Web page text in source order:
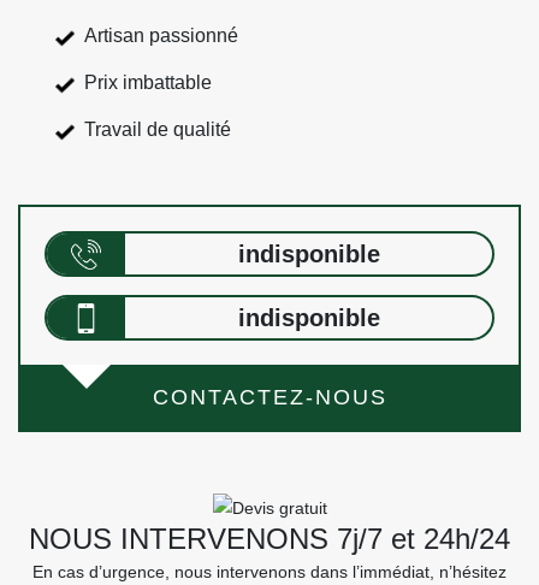
Artisan passionné
Prix imbattable
Travail de qualité
indisponible
indisponible
CONTACTEZ-NOUS
NOUS INTERVENONS 7j/7 et 24h/24
En cas d’urgence, nous intervenons dans l’immédiat, n’hésitez